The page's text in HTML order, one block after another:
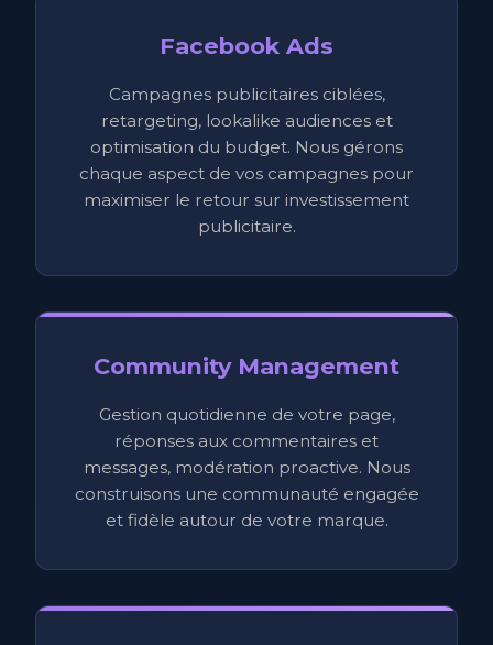
Facebook Ads
Campagnes publicitaires ciblées,
retargeting, lookalike audiences et
optimisation du budget. Nous gérons
chaque aspect de vos campagnes pour
maximiser le retour sur investissement
publicitaire.
Community Management
Gestion quotidienne de votre page,
réponses aux commentaires et
messages, modération proactive. Nous
construisons une communauté engagée
et fidèle autour de votre marque.